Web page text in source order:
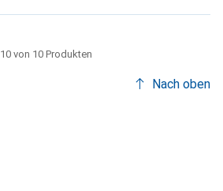
10 von 10 Produkten
Nach oben